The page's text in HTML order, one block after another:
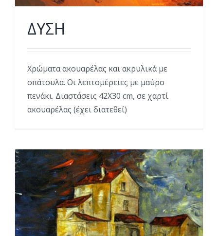
ΔΥΣΗ
Χρώματα ακουαρέλας και ακρυλικά με
σπάτουλα. Οι λεπτομέρειες με μαύρο
πενάκι. Διαστάσεις 42Χ30 cm, σε χαρτί
ακουαρέλας (έχει διατεθεί)